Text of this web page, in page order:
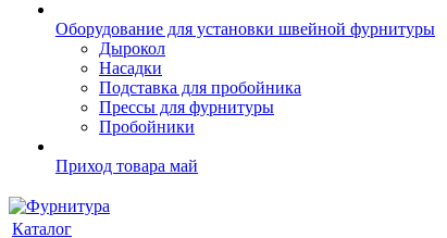
Оборудование для установки швейной фурнитуры
Дырокол
Насадки
Подставка для пробойника
Прессы для фурнитуры
Пробойники
Приход товара май
Каталог